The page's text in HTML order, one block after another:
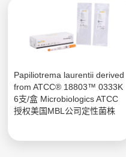
Papiliotrema laurentii derived
from ATCC® 18803™ 0333K
6支/盒 Microbiologics ATCC
授权美国MBL公司定性菌株